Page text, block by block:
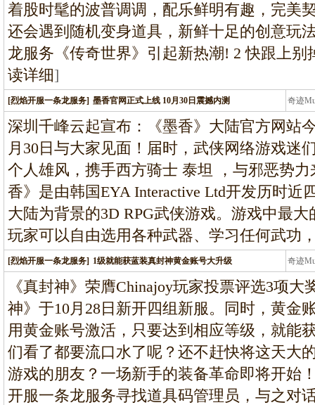
着股时髦的波普调调，配乐鲜明有趣，完美
还会遇到随机变身道具，新鲜十足的创意玩
龙服务《传奇世界》引起新热潮! 2 快跟上别
读详细]
[烈焰开服一条龙服务] 墨香官网正式上线 10月30日震撼内测 奇迹
条
深圳千峰云起宣布：《墨香》大陆官方网站
月30日与大家见面！届时，武侠网络游戏迷
个人雄风，携手西方骑士 泰坦 ，与邪恶势
香》是由韩国EYA Interactive Ltd开发历时近
大陆为背景的3D RPG武侠游戏。游戏中最
玩家可以自由选用各种武器、学习任何武功
[烈焰开服一条龙服务] 1级就能获蓝装真封神黄金账号大升级 奇迹
条
《真封神》荣膺Chinajoy玩家投票评选3项
神》于10月28日新开四组新服。同时，黄金
用黄金账号激活，只要达到相应等级，就能
们看了都要流口水了呢？还不赶快将这天大
游戏的朋友？一场新手的装备革命即将开始
开服一条龙服务寻找道具码管理员，与之对